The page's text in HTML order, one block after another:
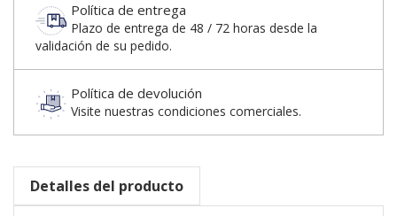
Política de entrega
Plazo de entrega de 48 / 72 horas desde la
validación de su pedido.
Política de devolución
Visite nuestras condiciones comerciales.
Detalles del producto